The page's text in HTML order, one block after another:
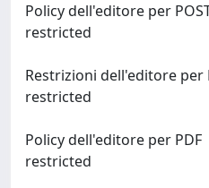
Policy dell'editore per
Restrizioni dell'editore per
Policy dell'editore per PDF